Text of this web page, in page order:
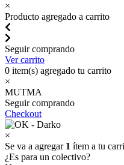
×
Producto agregado a carrito
Seguir comprando
Ver carrito
0 item(s) agregado tu carrito
×
MUTMA
Seguir comprando
Checkout
×
Se va a agregar 1 ítem a tu
¿Es para un colectivo?